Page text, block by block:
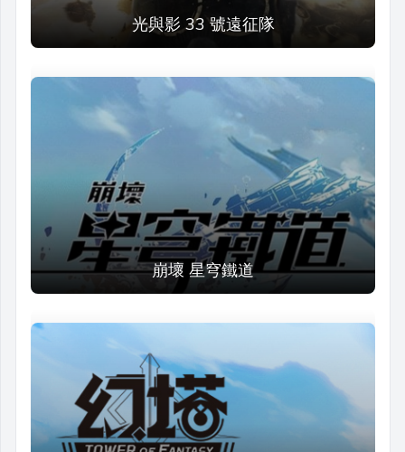
光與影 33 號遠征隊
崩壞 星穹鐵道